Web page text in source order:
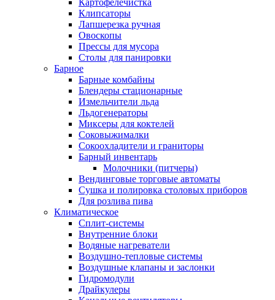
Картофелечистка
Клипсаторы
Лапшерезка ручная
Овоскопы
Прессы для мусора
Столы для панировки
Барное
Барные комбайны
Блендеры стационарные
Измельчители льда
Льдогенераторы
Миксеры для коктелей
Соковыжималки
Сокоохладители и граниторы
Барный инвентарь
Молочники (питчеры)
Вендинговые торговые автоматы
Сушка и полировка столовых приборов
Для розлива пива
Климатическое
Сплит-системы
Внутренние блоки
Водяные нагреватели
Воздушно-тепловые системы
Воздушные клапаны и заслонки
Гидромодули
Драйкулеры